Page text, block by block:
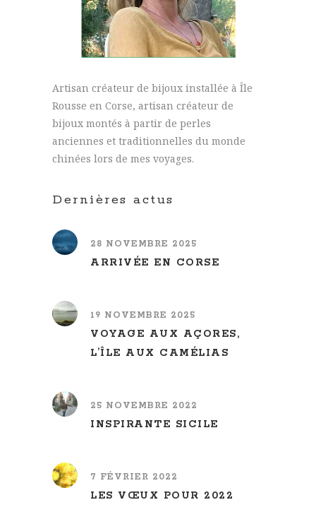
Artisan créateur de bijoux installée à Île
Rousse en Corse, artisan créateur de
bijoux montés à partir de perles
anciennes et traditionnelles du monde
chinées lors de mes voyages.
Dernières actus
28 NOVEMBRE 2025
ARRIVÉE EN CORSE
19 NOVEMBRE 2025
VOYAGE AUX AÇORES,
L’ÎLE AUX CAMÉLIAS
25 NOVEMBRE 2022
INSPIRANTE SICILE
7 FÉVRIER 2022
LES VŒUX POUR 2022